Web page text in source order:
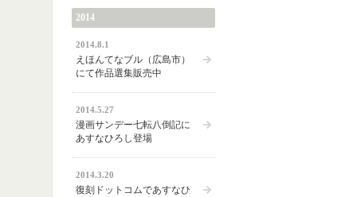
2014
2014.8.1
えほんてなブル（広島市）
にて作品選集販売中
2014.5.27
漫画サンデー七転八倒記に
あすなひろし登場
2014.3.20
復刻ドットコムであすなひ